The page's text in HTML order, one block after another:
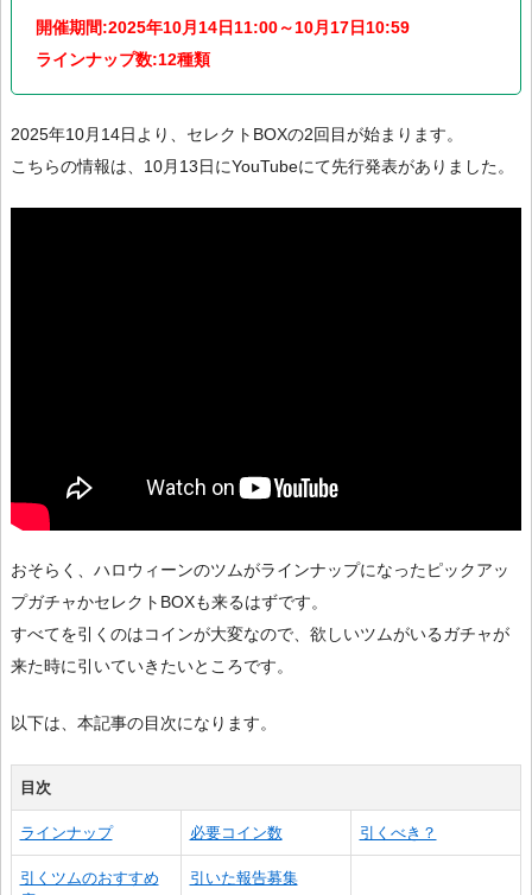
開催期間:2025年10月14日11:00～10月17日10:59
ラインナップ数:12種類
2025年10月14日より、セレクトBOXの2回目が始まります。
こちらの情報は、10月13日にYouTubeにて先行発表がありました。
おそらく、ハロウィーンのツムがラインナップになったピックアッ
プガチャかセレクトBOXも来るはずです。
すべてを引くのはコインが大変なので、欲しいツムがいるガチャが
来た時に引いていきたいところです。
以下は、本記事の目次になります。
目次
ラインナップ 必要コイン数 引くべき？
引くツムのおすすめ
引いた報告募集